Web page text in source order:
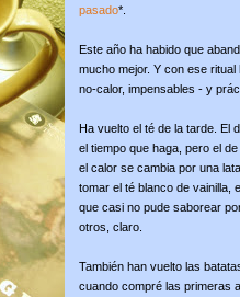
pasado*.
Este año ha habido que
mucho mejor. Y con ese
no-calor, impensables - y
Ha vuelto el té de la tarde. El
el tiempo que haga, pero el
el calor se cambia por una
tomar el té blanco de vainilla,
que casi no pude saborear
otros, claro.
También han vuelto las
cuando compré las primeras